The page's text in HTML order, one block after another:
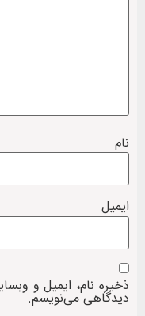
نام
ایمیل
ذخیره نام، ایمیل و
دیدگاهی می‌نویسم.